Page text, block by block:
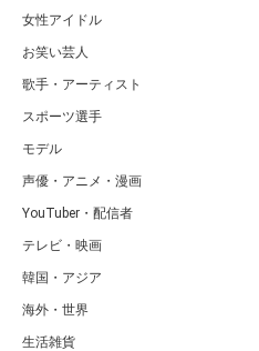
女性アイドル
お笑い芸人
歌手・アーティスト
スポーツ選手
モデル
声優・アニメ・漫画
YouTuber・配信者
テレビ・映画
韓国・アジア
海外・世界
生活雑貨